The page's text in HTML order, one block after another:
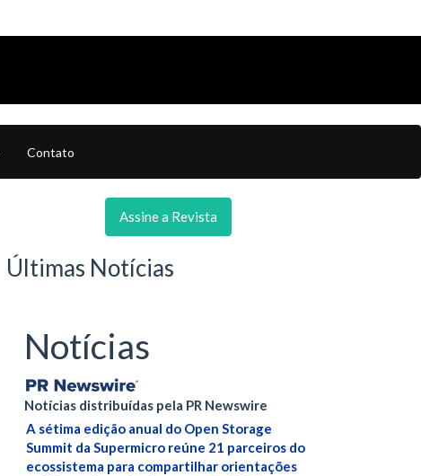
Contato
Assine a Revista
Últimas Notícias
Notícias
Notícias distribuídas pela PR Newswire
A sétima edição anual do Open Storage
Summit da Supermicro reúne 21 parceiros do
ecossistema para compartilhar orientações